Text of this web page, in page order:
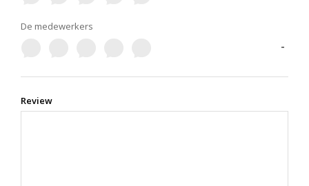
De medewerkers
-
Review